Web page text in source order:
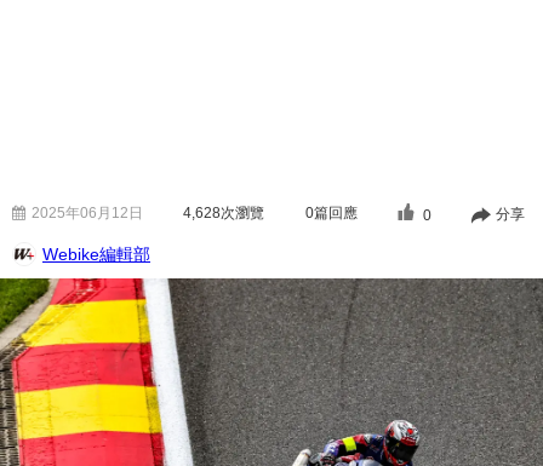
2025年06月12日 4,628次瀏覽 0篇回應 0 分享
Webike編輯部